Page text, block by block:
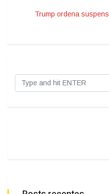
Trump ordena